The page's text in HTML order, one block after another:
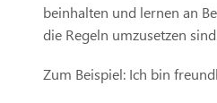
beinhalten und lernen an
die Regeln umzusetzen
Zum Beispiel: Ich bin